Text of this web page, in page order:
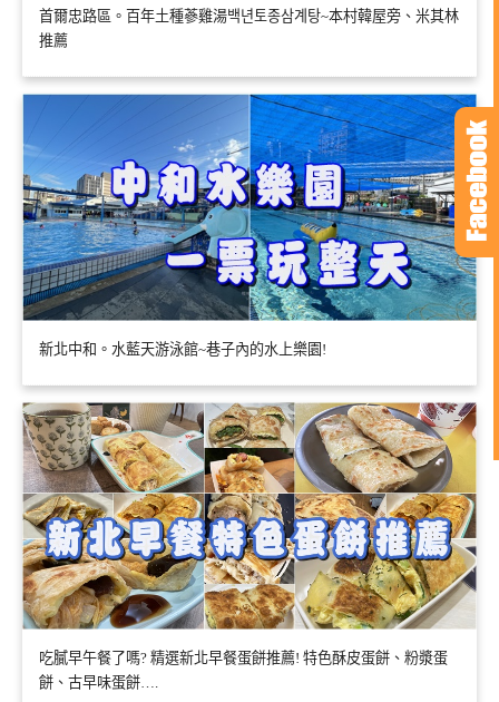
首爾忠路區。百年土種蔘雞湯백년토종삼계탕~本村韓屋旁、米其林
推薦
新北中和。水藍天游泳館~巷子內的水上樂園!
吃膩早午餐了嗎? 精選新北早餐蛋餅推薦! 特色酥皮蛋餅、粉漿蛋
餅、古早味蛋餅….